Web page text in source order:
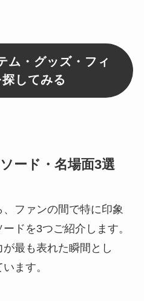
ム・グッズ・フィ
してみる
ード・名場面3選
ファンの間で特に印象
ドを3つご紹介します。
最も表れた瞬間とし
ます。